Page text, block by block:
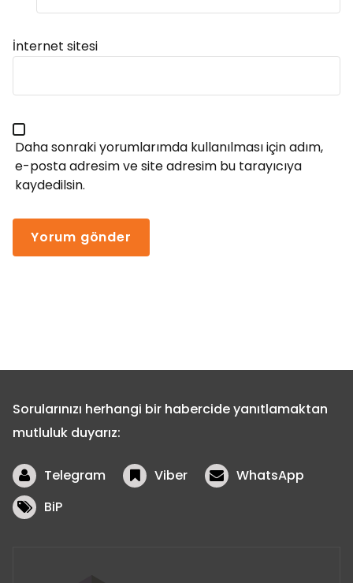
İnternet sitesi
Daha sonraki yorumlarımda kullanılması için adım,
e-posta adresim ve site adresim bu tarayıcıya
kaydedilsin.
Sorularınızı herhangi bir habercide yanıtlamaktan
mutluluk duyarız:
Telegram Viber
WhatsApp
BiP